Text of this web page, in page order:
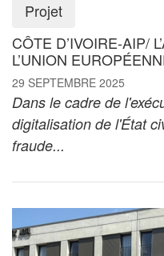
Projet
CÔTE D’IVOIRE-AIP/
L’UNION
29 SEPTEMBRE 2025
Dans le cadre de
digitalisation de l'État
fraude...